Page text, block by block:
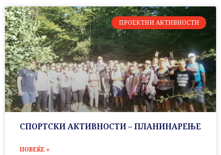
ПРОЕКТНИ АКТИВНОСТИ
СПОРТСКИ АКТИВНОСТИ – ПЛАНИНАРЕЊЕ
ПОВЕЌЕ »